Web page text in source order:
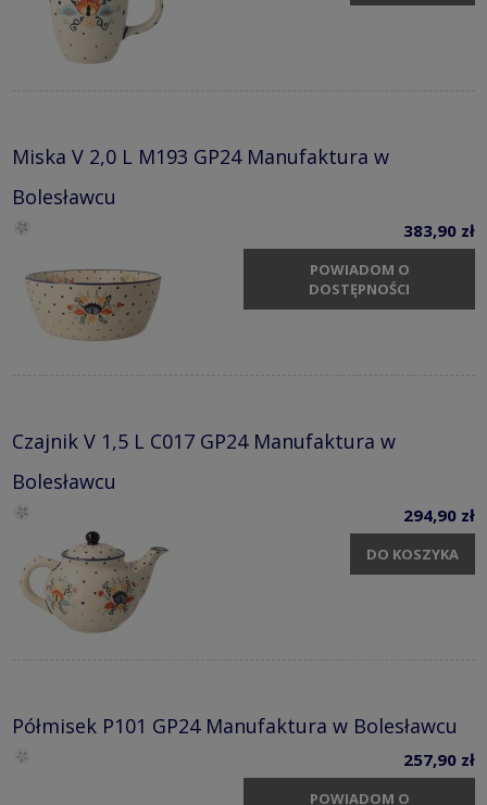
Miska V 2,0 L M193 GP24 Manufaktura w
Bolesławcu
383,90 zł
POWIADOM O
DOSTĘPNOŚCI
Czajnik V 1,5 L C017 GP24 Manufaktura w
Bolesławcu
294,90 zł
DO KOSZYKA
Półmisek P101 GP24 Manufaktura w Bolesławcu
257,90 zł
POWIADOM O